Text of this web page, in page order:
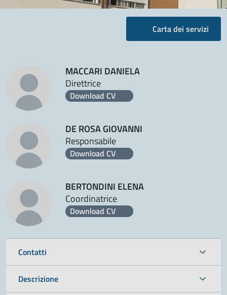
Carta dei servizi
MACCARI DANIELA
Direttrice
Download CV
DE ROSA GIOVANNI
Responsabile
Download CV
BERTONDINI ELENA
Coordinatrice
Download CV
Contatti
Descrizione